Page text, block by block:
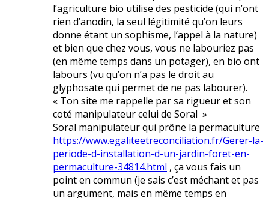
l’agriculture bio utilise des pesticide (qui n’ont
rien d’anodin, la seul légitimité qu’on leurs
donne étant un sophisme, l’appel à la nature)
et bien que chez vous, vous ne labouriez pas
(en même temps dans un potager), en bio ont
labours (vu qu’on n’a pas le droit au
glyphosate qui permet de ne pas labourer).
« Ton site me rappelle par sa rigueur et son
coté manipulateur celui de Soral »
Soral manipulateur qui prône la permaculture
https://www.egaliteetreconciliation.fr/Gerer-la-
periode-d-installation-d-un-jardin-foret-en-
permaculture-34814.html , ça vous fais un
point en commun (je sais c’est méchant et pas
un argument, mais en même temps en